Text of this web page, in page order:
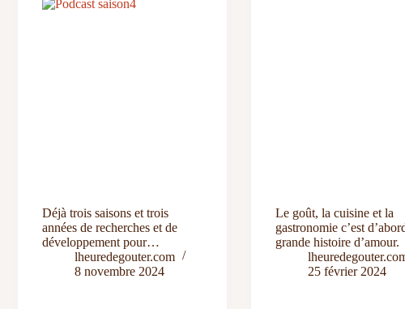
Déjà trois saisons et trois
années de recherches et de
développement pour…
lheuredegouter.com
8 novembre 2024
Le goût, la cuisine et la
gastronomie c’est
grande histoire d’amour.
25 février 2024